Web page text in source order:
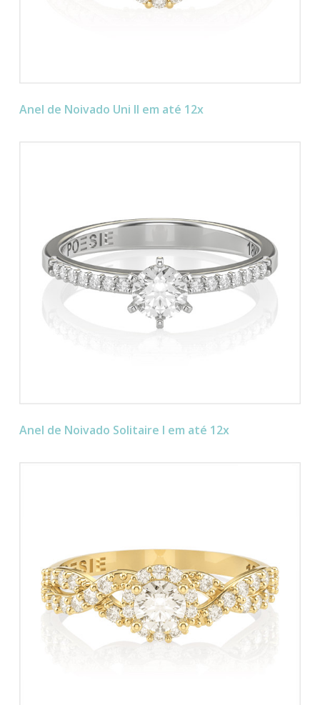
Anel de Noivado Uni II em até 12x
Anel de Noivado Solitaire I em até 12x